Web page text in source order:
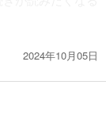
2024年10月05日